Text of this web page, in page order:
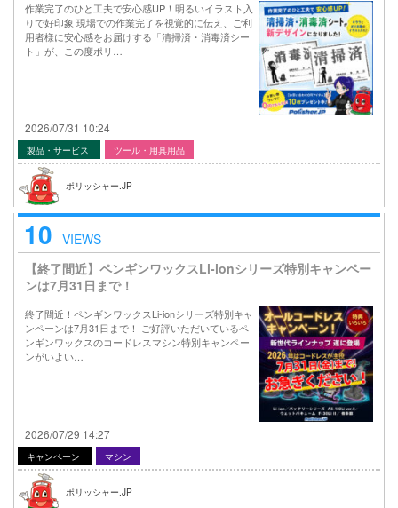
作業完了のひと工夫で安心感UP！明るいイラスト入
りで好印象 現場での作業完了を視覚的に伝え、ご利
用者様に安心感をお届けする「清掃済・消毒済シー
ト」が、この度ポリ…
2026/07/31 10:24
製品・サービス ツール・用具用品
ポリッシャー.JP
10 VIEWS
【終了間近】ペンギンワックスLi-ionシリーズ特別キャンペー
ンは7月31日まで！
終了間近！ペンギンワックスLi-ionシリーズ特別キャ
ンペーンは7月31日まで！ ご好評いただいているペ
ンギンワックスのコードレスマシン特別キャンペー
ンがいよい…
2026/07/29 14:27
キャンペーン マシン
ポリッシャー.JP